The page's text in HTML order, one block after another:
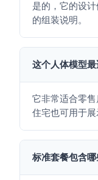
是的，它的设
的组装说明。
这个人体模型
它非常适合零
住宅也可用于展
标准套餐包含哪